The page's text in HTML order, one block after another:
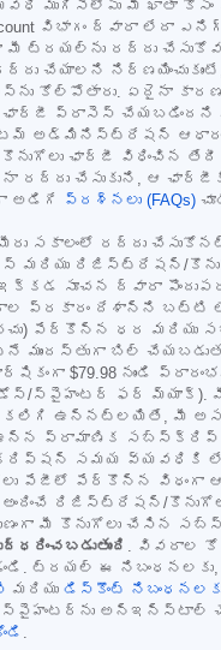
ముగిసేలోపు మీ ఖాతా
విభాగం ద్వారా లేదా
మీ ట్రయల్‌ను రద్దు
చేయాలని నిర్ణయించుకుంటే,
కోల్పోతారు. ఏదైనా
ఛార్జీ ప్రాసెస్ చేయబడిందని
అడ్మినిస్ట్రేషన్
ఛార్జీ విధించిన తేదీ
రద్దు చేసుకుని, ఆ
అడిగే
ప్రశ్నలు (FAQs)
మీరు సకాలంలో రద్దు
మరియు రిజిస్ట్రేషన్/
సూచన ద్వారా
ప్రకారం దేశాన్ని బట్టి
పేర్కొన్న ధర మరియు
ముందస్తుగా బిల్
$79.98 నుండి
స్పైహంటర్ ఫర్ మ్యాక్).
ఉన్నట్లయితే, మీ
ప్రామాణిక
సమయ వ్యవధికి
పేజీలో పేర్కొన్న విధంగా
అందించే రిజిస్ట్రేషన్/
మీ కొనుగోలు చేసిన
. వివరాల
ట్రయల్ ఈ నిబంధనలకు,
మరియు డిస్కౌంట్
స్పైహంటర్‌ను అన్‌ఇన్‌స్టాల్
.